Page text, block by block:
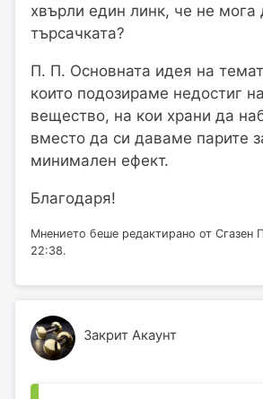
хвърли един линк, че не
търсачката?
П. П. Основната идея на
които подозираме недостиг
вещество, на кои храни да
вместо да си даваме парите
минимален ефект.
Благодаря!
Мнението беше редактирано от Сгазен
22:38.
Закрит Акаунт